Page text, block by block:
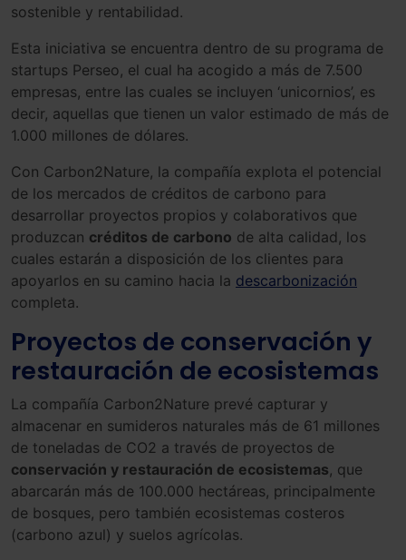
sostenible y rentabilidad.
Esta iniciativa se encuentra dentro de su programa de
startups Perseo, el cual ha acogido a más de 7.500
empresas, entre las cuales se incluyen ‘unicornios’, es
decir, aquellas que tienen un valor estimado de más de
1.000 millones de dólares.
Con Carbon2Nature, la compañía explota el potencial
de los mercados de créditos de carbono para
desarrollar proyectos propios y colaborativos que
produzcan créditos de carbono de alta calidad, los
cuales estarán a disposición de los clientes para
apoyarlos en su camino hacia la descarbonización
completa.
Proyectos de conservación y
restauración de ecosistemas
La compañía Carbon2Nature prevé capturar y
almacenar en sumideros naturales más de 61 millones
de toneladas de CO2 a través de proyectos de
conservación y restauración de ecosistemas, que
abarcarán más de 100.000 hectáreas, principalmente
de bosques, pero también ecosistemas costeros
(carbono azul) y suelos agrícolas.